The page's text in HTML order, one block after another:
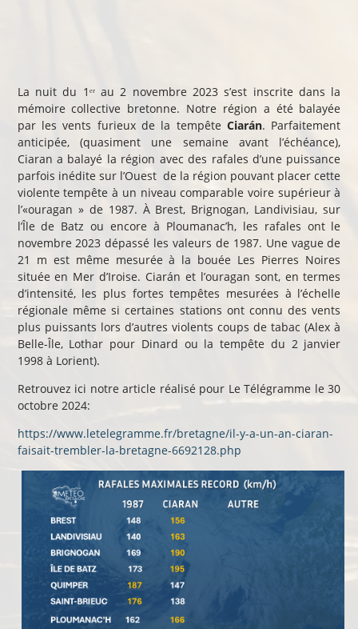
La nuit du 1ᵉʳ au 2 novembre 2023 s’est inscrite dans la
mémoire collective bretonne. Notre région a été balayée
par les vents furieux de la tempêteCiarán. Parfaitement
anticipée, (quasiment une semaine avant l’échéance),
Ciaran a balayé la région avec des rafales d’une puissance
parfois inédite sur l’Ouest de la région pouvant placer cette
violente tempête à un niveau comparable voire supérieur à
l’«ouragan » de 1987. À Brest, Brignogan, Landivisiau, sur
l’Île de Batz ou encore à Ploumanac’h, les rafales ont le
novembre 2023 dépassé les valeurs de 1987. Une vague de
21 m est même mesurée à la bouée Les Pierres Noires
située en Mer d’Iroise. Ciarán et l’ouragan sont, en termes
d’intensité, les plus fortes tempêtes mesurées à l’échelle
régionale même si certaines stations ont connu des vents
plus puissants lors d’autres violents coups de tabac (Alex à
Belle-Île, Lothar pour Dinard ou la tempête du 2 janvier
1998 à Lorient).
Retrouvez ici notre article réalisé pour Le Télégramme le 30
octobre 2024:
https://www.letelegramme.fr/bretagne/il-y-a-un-an-ciaran-
faisait-trembler-la-bretagne-6692128.php